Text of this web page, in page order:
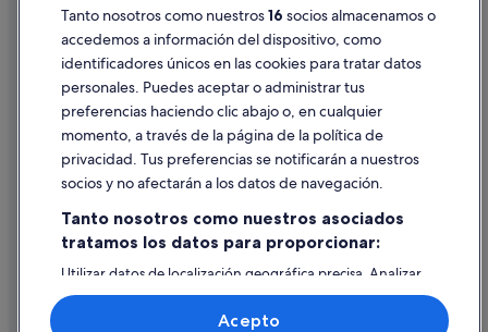
Pautas sobre el contenido y cómo denunciar contenido
Ayuda
Cancelar un vuelo
Cancelar una reserva de hotel o de un alquiler vacacional
Utilizar un cupón de Expedia
Documentos para viajes internacionales
Tanto nosotros como nuestros16 socios almacenamos o
accedemos a información del dispositivo, como
identificadores únicos en las cookies para tratar datos
personales. Puedes aceptar o administrar tus
preferencias haciendo clic abajo o, en cualquier
momento, a través de la página de la política de
privacidad. Tus preferencias se notificarán a nuestros
socios y no afectarán a los datos de navegación.
Tanto nosotros como nuestros asociados
tratamos los datos para proporcionar:
Utilizar datos de localización geográfica precisa. Analizar
activamente las características del dispositivo para su
identificación. Almacenar la información en un dispositivo
Acepto